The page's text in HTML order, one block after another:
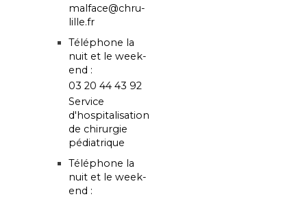
malface@chru-
lille.fr
Téléphone la
nuit et le week-
end :
03 20 44 43 92
Service
d'hospitalisation
de chirurgie
pédiatrique
Téléphone la
nuit et le week-
end :